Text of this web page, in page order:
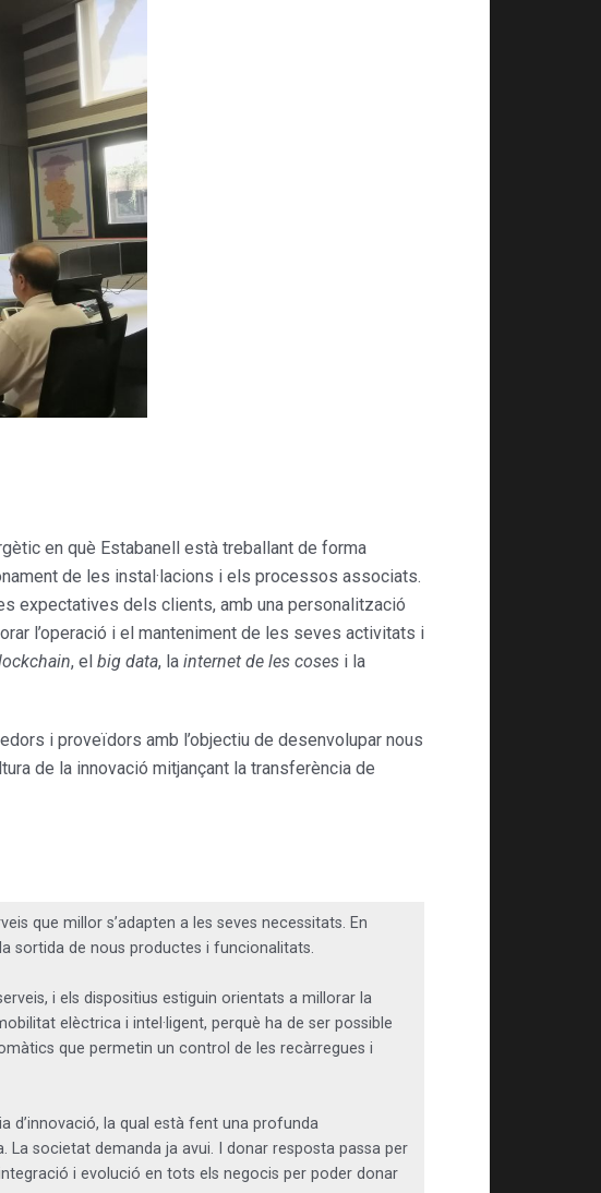
en què Estabanell està treballant de forma
de les instal·lacions i els processos associats.
expectatives dels clients, amb una personalització
l’operació i el manteniment de les seves activitats i
, el big data, la internet de les coses i la
i proveïdors amb l’objectiu de desenvolupar nous
de la innovació mitjançant la transferència de
que millor s’adapten a les seves necessitats. En
sortida de nous productes i funcionalitats.
i els dispositius estiguin orientats a millorar la
elèctrica i intel·ligent, perquè ha de ser possible
que permetin un control de les recàrregues i
d’innovació, la qual està fent una profunda
societat demanda ja avui. I donar resposta passa per
i evolució en tots els negocis per poder donar